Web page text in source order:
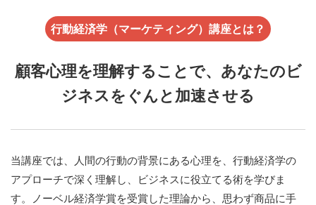
行動経済学（マーケティング）講座とは？
顧客心理を理解することで、あなたのビ
ジネスをぐんと加速させる
当講座では、人間の行動の背景にある心理を、行動経済学の
アプローチで深く理解し、ビジネスに役立てる術を学びま
す。ノーベル経済学賞を受賞した理論から、思わず商品に手